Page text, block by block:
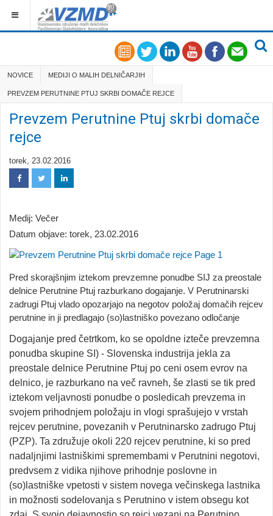
NOVICE MEDIJI O MALIH DELNIČARJIH
PREVZEM PERUTNINE PTUJ SKRBI DOMAČE REJCE
Prevzem Perutnine Ptuj skrbi domače
rejce
torek, 23.02.2016
Medij: Večer
Datum objave: torek, 23.02.2016
Pred skorajšnjim iztekom prevzemne ponudbe SIJ za preostale
delnice Perutnine Ptuj razburkano dogajanje. V Perutninarski
zadrugi Ptuj vlado opozarjajo na negotov položaj domačih rejcev
perutnine in ji predlagajo (so)lastniško povezano odločanje
Dogajanje pred četrtkom, ko se opoldne izteče prevzemna
ponudba skupine SI) - Slovenska industrija jekla za
preostale delnice Perutnine Ptuj po ceni osem evrov na
delnico, je razburkano na več ravneh, še zlasti se tik pred
iztekom veljavnosti ponudbe o posledicah prevzema in
svojem prihodnjem položaju in vlogi sprašujejo v vrstah
rejcev perutnine, povezanih v Perutninarsko zadrugo Ptuj
(PZP). Ta združuje okoli 220 rejcev perutnine, ki so pred
nadaljnjimi lastniškimi spremembami v Perutnini negotovi,
predvsem z vidika njihove prihodnje poslovne in
(so)lastniške vpetosti v sistem novega večinskega lastnika
in možnosti sodelovanja s Perutnino v istem obsegu kot